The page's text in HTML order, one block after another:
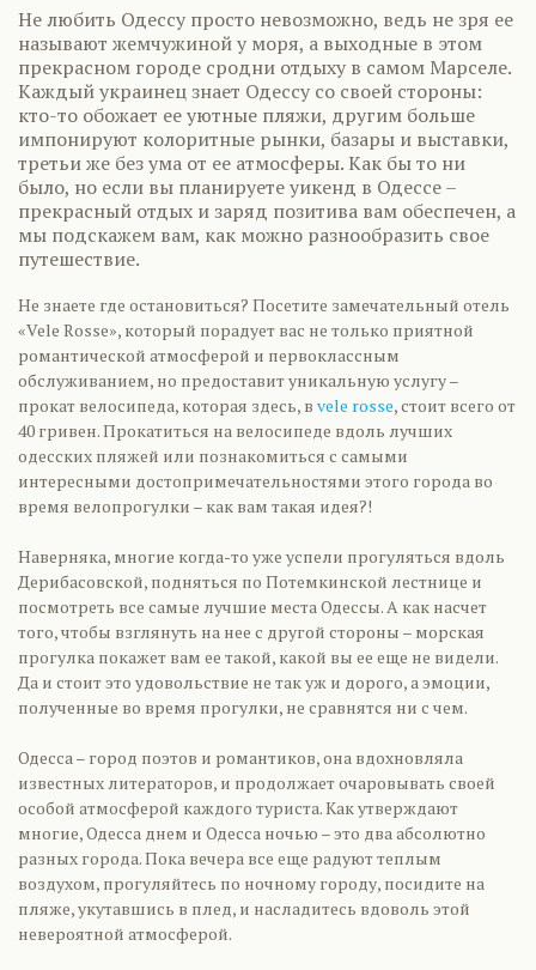
Не любить Одессу просто невозможно, ведь не зря ее
называют жемчужиной у моря, а выходные в этом
прекрасном городе сродни отдыху в самом Марселе.
Каждый украинец знает Одессу со своей стороны:
кто-то обожает ее уютные пляжи, другим больше
импонируют колоритные рынки, базары и выставки,
третьи же без ума от ее атмосферы. Как бы то ни
было, но если вы планируете уикенд в Одессе –
прекрасный отдых и заряд позитива вам обеспечен, а
мы подскажем вам, как можно разнообразить свое
путешествие.
Не знаете где остановиться? Посетите замечательный отель
«Vele Rosse», который порадует вас не только приятной
романтической атмосферой и первоклассным
обслуживанием, но предоставит уникальную услугу –
прокат велосипеда, которая здесь, в vele rosse, стоит всего от
40 гривен. Прокатиться на велосипеде вдоль лучших
одесских пляжей или познакомиться с самыми
интересными достопримечательностями этого города во
время велопрогулки – как вам такая идея?!
Наверняка, многие когда-то уже успели прогуляться вдоль
Дерибасовской, подняться по Потемкинской лестнице и
посмотреть все самые лучшие места Одессы. А как насчет
того, чтобы взглянуть на нее с другой стороны – морская
прогулка покажет вам ее такой, какой вы ее еще не видели.
Да и стоит это удовольствие не так уж и дорого, а эмоции,
полученные во время прогулки, не сравнятся ни с чем.
Одесса – город поэтов и романтиков, она вдохновляла
известных литераторов, и продолжает очаровывать своей
особой атмосферой каждого туриста. Как утверждают
многие, Одесса днем и Одесса ночью – это два абсолютно
разных города. Пока вечера все еще радуют теплым
воздухом, прогуляйтесь по ночному городу, посидите на
пляже, укутавшись в плед, и насладитесь вдоволь этой
невероятной атмосферой.